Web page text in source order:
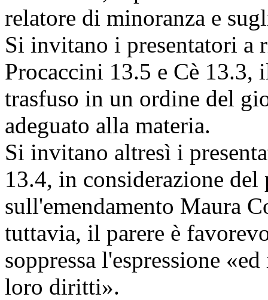
relatore di minoranza e
Si invitano i presentatori a
Procaccini 13.5 e Cè 13.3,
trasfuso in un ordine del
adeguato alla materia.
Si invitano altresì i
13.4, in considerazione del
sull'emendamento Maura
tuttavia, il parere è
soppressa l'espressione
loro diritti».